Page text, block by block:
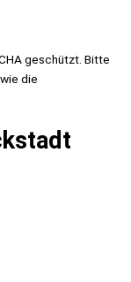
geschützt. Bitte
die